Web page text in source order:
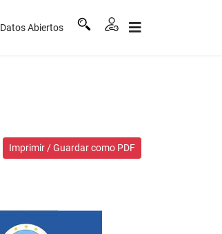
Datos Abiertos
Imprimir / Guardar como PDF